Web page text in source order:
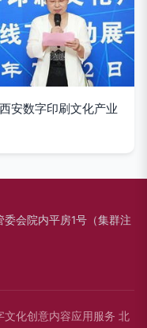
安数字印刷文化产业
会院内平房1号（集群注
文化创意内容应用服务 北